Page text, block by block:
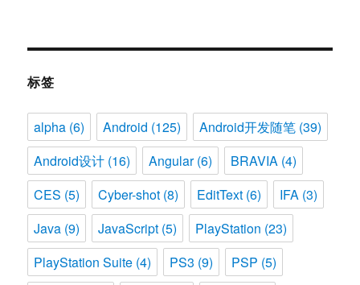
标签
alpha (6) Android (125) Android开发随笔 (39)
Android设计 (16) Angular(6) BRAVIA (4)
CES (5) Cyber-shot (8) EditText (6) IFA (3)
Java (9) JavaScript (5) PlayStation (23)
PlayStation Suite (4) PS3 (9) PSP (5)